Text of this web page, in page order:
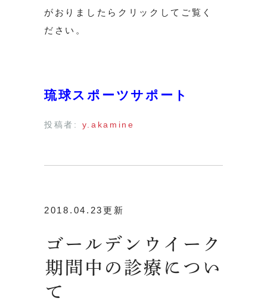
がおりましたらクリックしてご覧く
ださい。
琉球スポーツサポート
投稿者: y.akamine
2018.04.23更新
ゴールデンウイーク
期間中の診療につい
て